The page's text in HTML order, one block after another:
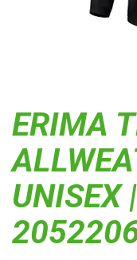
ERIMA
UNISEX